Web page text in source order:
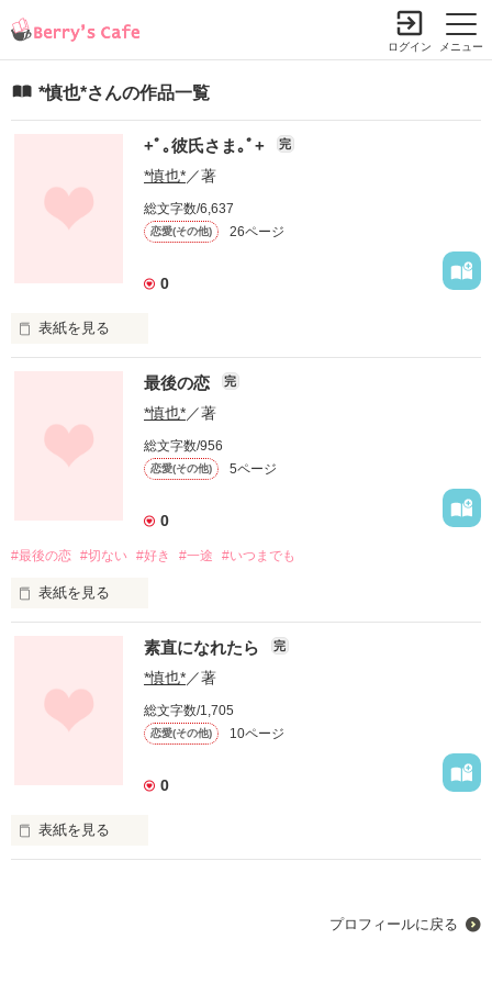
メニュー
ログイン
*慎也*さんの作品一覧
+ﾟ｡彼氏さま｡ﾟ+ 完
*慎也*／著
総文字数/6,637
恋愛(その他) 26ページ
0
表紙を見る
・容姿端麗
・成績優秀
でも、そんな彼には
隠された本性があって…
短編だから暇な時などに
読めると思います♪
最後の恋 完
*慎也*／著
総文字数/956
恋愛(その他) 5ページ
0
#最後の恋 #切ない #好き #一途 #いつまでも
表紙を見る
俺にとっての最後の恋。
そう、いまでも忘れられない．．．
素直になれたら 完
*慎也*／著
総文字数/1,705
恋愛(その他) 10ページ
0
表紙を見る
プロフィールに戻る